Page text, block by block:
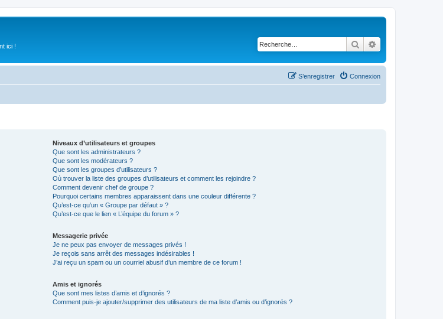
ici ! Rechercher
Connexion
S’enregistrer
Niveaux d’utilisateurs et groupes
Que sont les administrateurs ?
Que sont les modérateurs ?
Que sont les groupes d’utilisateurs ?
Où trouver la liste des groupes d’utilisateurs et comment les rejoindre ?
Comment devenir chef de groupe ?
Pourquoi certains membres apparaissent dans une couleur différente ?
Qu’est-ce qu’un « Groupe par défaut » ?
Qu’est-ce que le lien « L’équipe du forum » ?
Messagerie privée
Je ne peux pas envoyer de messages privés !
Je reçois sans arrêt des messages indésirables !
J’ai reçu un spam ou un courriel abusif d’un membre de ce forum !
Amis et ignorés
Que sont mes listes d’amis et d’ignorés ?
Comment puis-je ajouter/supprimer des utilisateurs de ma liste d’amis ou d’ignorés ?